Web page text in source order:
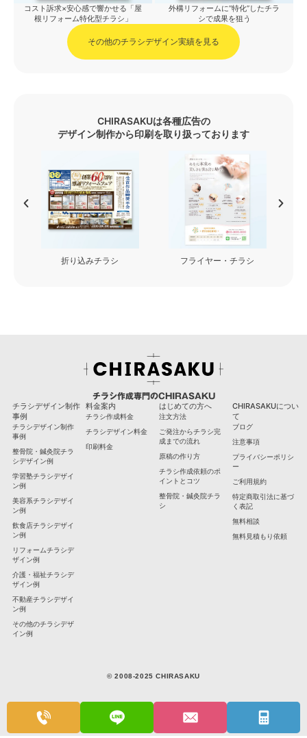
コスト訴求×安心感で響かせる「屋
根リフォーム特化型チラシ」
外構リフォームに“特化”したチラ
シで成果を狙う
その他のチラシデザイン実績を見る
CHIRASAKUは各種広告の
デザイン制作から印刷を取り扱っております
フライヤー・チラシ 看板・カッティングシート
チラシ作成専門のCHIRASAKU
チラシデザイン制作
事例
チラシデザイン制作
事例
整骨院・鍼灸院チラ
シデザイン例
学習塾チラシデザイ
ン例
美容系チラシデザイ
ン例
飲食店チラシデザイ
ン例
リフォームチラシデ
ザイン例
介護・福祉チラシデ
ザイン例
不動産チラシデザイ
ン例
その他のチラシデザ
イン例
料金案内
チラシ作成料金
チラシデザイン料金
印刷料金
はじめての方へ
注文方法
ご発注からチラシ完
成までの流れ
原稿の作り方
チラシ作成依頼のポ
イントとコツ
整骨院・鍼灸院チラ
シ
CHIRASAKUについ
て
ブログ
注意事項
プライバシーポリシ
ー
ご利用規約
特定商取引法に基づ
く表記
無料相談
無料見積もり依頼
© 2008-2025 CHIRASAKU